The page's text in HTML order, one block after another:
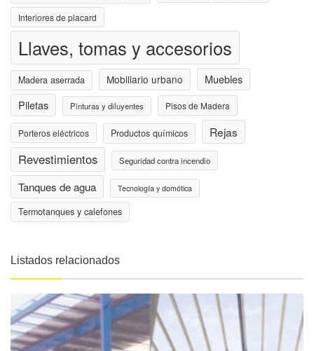
Interiores de placard
Llaves, tomas y accesorios
Madera aserrada Mobiliario urbano
Muebles
Piletas
Pinturas y diluyentes Pisos de Madera
Porteros eléctricos Productos químicos Rejas
Revestimientos Seguridad contra incendio
Tanques de agua Tecnología y domótica
Termotanques y calefones
Listados relacionados